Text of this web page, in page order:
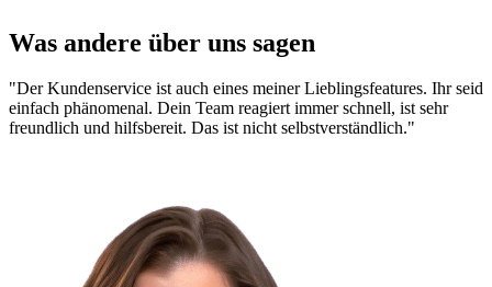
Was andere über uns sagen
"Der Kundenservice ist auch eines meiner Lieblingsfeatures. Ihr seid
einfach phänomenal. Dein Team reagiert immer schnell, ist sehr
freundlich und hilfsbereit. Das ist nicht selbstverständlich."